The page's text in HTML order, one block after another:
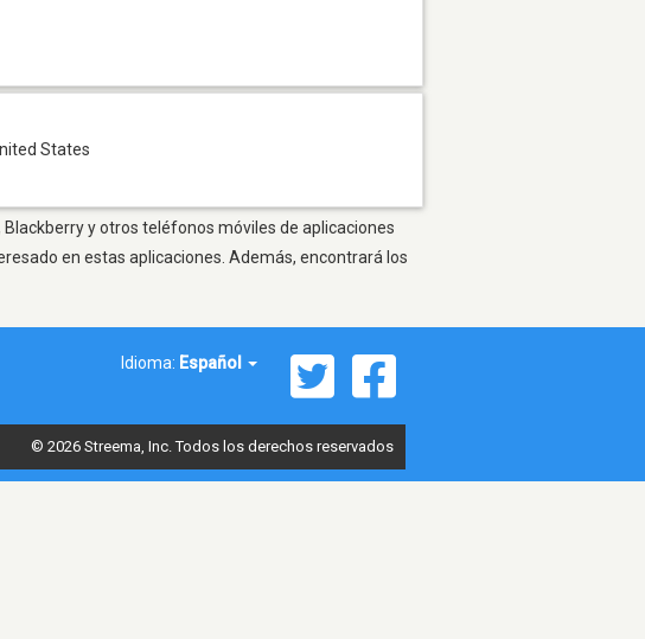
States
y otros teléfonos móviles de aplicaciones
en estas aplicaciones. Además, encontrará los
Idioma: Español
© 2026 Streema, Inc. Todos los derechos reservados